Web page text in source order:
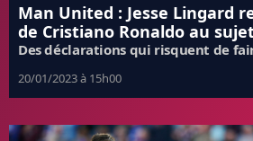
Man United : Jesse Lingard
de Cristiano Ronaldo au
Des déclarations qui risquent de
20/01/2023 à 15h00